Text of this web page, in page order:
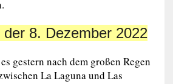
der 8. Dezember 2022
gestern nach dem großen Regen
La Laguna und Las